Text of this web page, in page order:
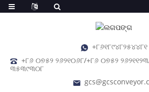
+୮୬୧୮୯୪୮୨୫୪୪୮୧
+୮୬ ୦୭୫୨ ୨୬୨୧୦୬୮/+୮୬ ୦୭୫୨
୩୫୩୯୩୦୮